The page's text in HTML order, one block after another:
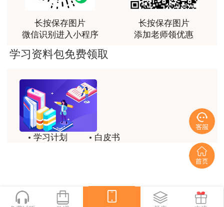
老师讲课认真负责，要点突出；我考试通过了。
用户ch****15
用户s****02
喜欢达老师的讲课
用户s****02
讲的不错~
用户s****02
长按保存图片
微信识别进入小程序
长按保存图片
添加老师领优惠
学习资料包免费领取
学习计划
白皮书